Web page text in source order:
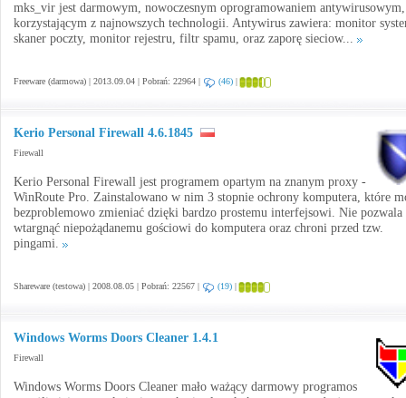
mks_vir jest darmowym, nowoczesnym oprogramowaniem antywirusowym,
korzystającym z najnowszych technologii. Antywirus zawiera: monitor
skaner poczty, monitor rejestru, filtr spamu, oraz zaporę sieciow...
Freeware (darmowa) | 2013.09.04 | Pobrań: 22964 | (46) |
Kerio Personal Firewall 4.6.1845
Firewall
Kerio Personal Firewall jest programem opartym na znanym proxy -
WinRoute Pro. Zainstalowano w nim 3 stopnie ochrony komputera, które
bezproblemowo zmieniać dzięki bardzo prostemu interfejsowi. Nie pozwala
wtargnąć niepożądanemu gościowi do komputera oraz chroni przed tzw.
pingami.
Shareware (testowa) | 2008.08.05 | Pobrań: 22567 | (19) |
Windows Worms Doors Cleaner 1.4.1
Firewall
Windows Worms Doors Cleaner mało ważący darmowy programos